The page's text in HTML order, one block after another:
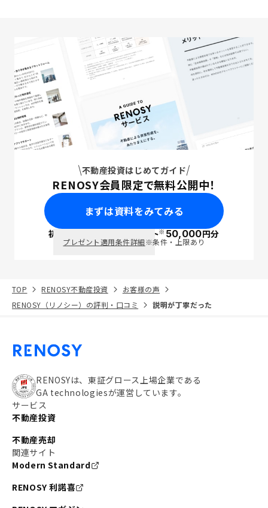
不動産投資はじめてガイド
RENOSY会員限定で無料公開中！
まずは資料をみてみる
初回面談で ポイント※50,000円分
プレゼント適用条件詳細※条件・上限あり
TOP RENOSY不動産投資
お客様の声
RENOSY（リノシー）の評判・口コミ
説明が丁寧だった
RENOSYは、東証グロース上場企業である
GA technologiesが運営しています。
サービス
不動産投資
不動産売却
関連サイト
Modern Standard
RENOSY 利諾喜